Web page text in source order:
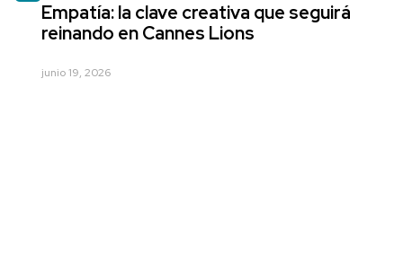
Empatía: la clave creativa que seguirá
reinando en Cannes Lions
junio 19, 2026